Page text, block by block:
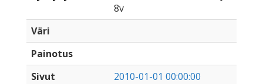
8v
Väri
Painotus
Sivut
2010-01-01 00:00:00